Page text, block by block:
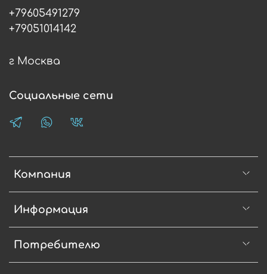
Компания
Информация
Потребителю
+79605491279
+79051014142
г Москва
Социальные сети